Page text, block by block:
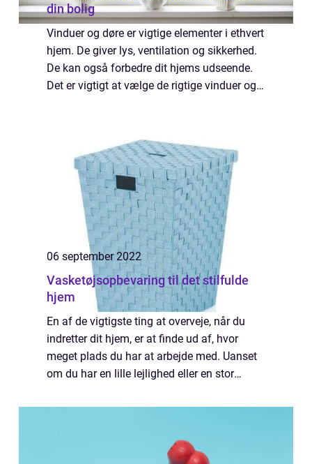
din bolig
Vinduer og døre er vigtige elementer i ethvert
hjem. De giver lys, ventilation og sikkerhed.
De kan også forbedre dit hjems udseende.
Det er vigtigt at vælge de rigtige vinduer og
06 september 2022
Vasketøjsopbevaring til det stilfulde
hjem
En af de vigtigste ting at overveje, når du
indretter dit hjem, er at finde ud af, hvor
meget plads du har at arbejde med. Uanset
om du har en lille lejlighed eller en stor
hjem til at se stilfuldt og indbyde...